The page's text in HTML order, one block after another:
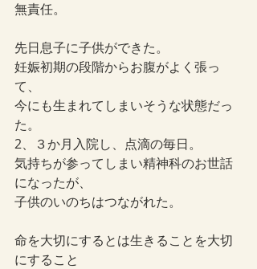
無責任。
先日息子に子供ができた。
妊娠初期の段階からお腹がよく張っ
て、
今にも生まれてしまいそうな状態だっ
た。
2、３か月入院し、点滴の毎日。
気持ちが参ってしまい精神科のお世話
になったが、
子供のいのちはつながれた。
命を大切にするとは生きることを大切
にすること